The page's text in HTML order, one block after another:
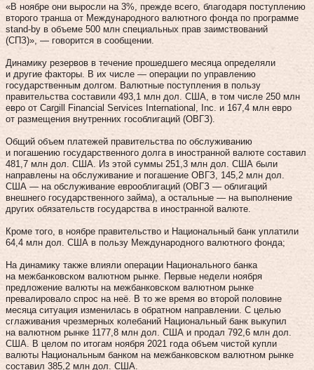
«В ноябре они выросли на 3%, прежде всего, благодаря поступлению
второго транша от Международного валютного фонда по программе
stand-by в объеме 500 млн специальных прав заимствований
(СПЗ)», — говорится в сообщении.
Динамику резервов в течение прошедшего месяца определяли
и другие факторы. В их числе — операции по управлению
государственным долгом. Валютные поступления в пользу
правительства составили 493,1 млн дол. США, в том числе 250 млн
евро от Cargill Financial Services International, Inc. и 167,4 млн евро
от размещения внутренних гособлигаций (ОВГЗ).
Общий объем платежей правительства по обслуживанию
и погашению государственного долга в иностранной валюте составил
481,7 млн дол. США. Из этой суммы 251,3 млн дол. США были
направлены на обслуживание и погашение ОВГЗ, 145,2 млн дол.
США — на обслуживание еврооблигаций (ОВГЗ — облигаций
внешнего государственного займа), а остальные — на выполнение
других обязательств государства в иностранной валюте.
Кроме того, в ноябре правительство и Национальный банк уплатили
64,4 млн дол. США в пользу Международного валютного фонда;
На динамику также влияли операции Национального банка
на межбанковском валютном рынке. Первые недели ноября
предложение валюты на межбанковском валютном рынке
превалировало спрос на неё. В то же время во второй половине
месяца ситуация изменилась в обратном направлении. С целью
сглаживания чрезмерных колебаний Национальный банк выкупил
на валютном рынке 1177,8 млн дол. США и продал 792,6 млн дол.
США. В целом по итогам ноября 2021 года объем чистой купли
валюты Национальным банком на межбанковском валютном рынке
составил 385,2 млн дол. США.